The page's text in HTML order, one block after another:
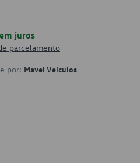
juros
parcelamento
por: Mavel Veículos